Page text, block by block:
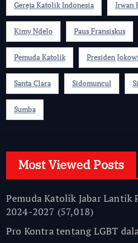
Gereja Katolik Indonesia Irwan
Kimy Ndelo Paus Fransiskus
Pemuda Katolik Presiden
Santa Clara Sidomuncul
Sumba
Most Viewed Posts
Pemuda Katolik Jabar Lantik
2024-2027 (57,018)
Pro Kontra tentang LGBT